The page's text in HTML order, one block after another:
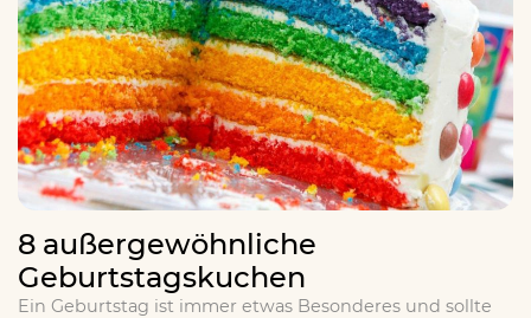
8 außergewöhnliche
Geburtstagskuchen
Ein Geburtstag ist immer etwas Besonderes und sollte